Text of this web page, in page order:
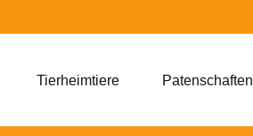
Tierheimtiere Patenschaften